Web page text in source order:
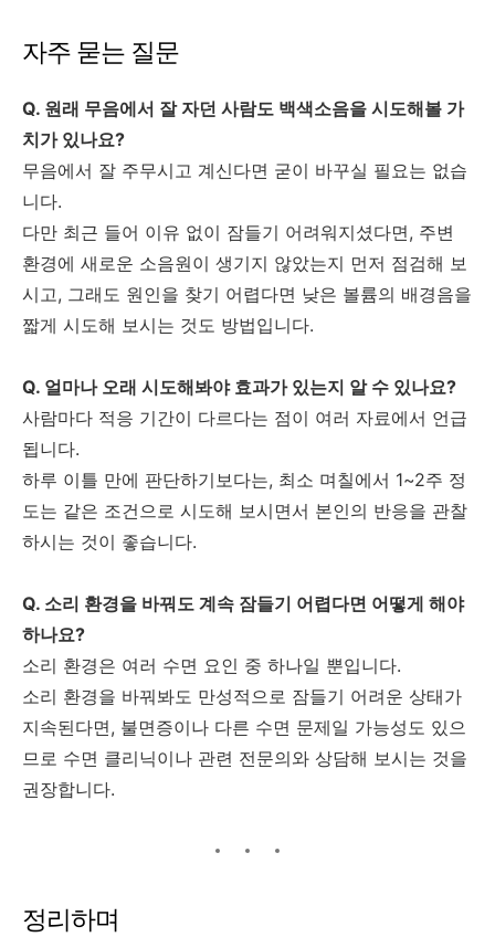
자주 묻는 질문
Q. 원래 무음에서 잘 자던 사람도 백색소음을 시도해볼 가
치가 있나요?
무음에서 잘 주무시고 계신다면 굳이 바꾸실 필요는 없습
니다.
다만 최근 들어 이유 없이 잠들기 어려워지셨다면, 주변
환경에 새로운 소음원이 생기지 않았는지 먼저 점검해 보
시고, 그래도 원인을 찾기 어렵다면 낮은 볼륨의 배경음을
짧게 시도해 보시는 것도 방법입니다.
Q. 얼마나 오래 시도해봐야 효과가 있는지 알 수 있나요?
사람마다 적응 기간이 다르다는 점이 여러 자료에서 언급
됩니다.
하루 이틀 만에 판단하기보다는, 최소 며칠에서 1~2주 정
도는 같은 조건으로 시도해 보시면서 본인의 반응을 관찰
하시는 것이 좋습니다.
Q. 소리 환경을 바꿔도 계속 잠들기 어렵다면 어떻게 해야
하나요?
소리 환경은 여러 수면 요인 중 하나일 뿐입니다.
소리 환경을 바꿔봐도 만성적으로 잠들기 어려운 상태가
지속된다면, 불면증이나 다른 수면 문제일 가능성도 있으
므로 수면 클리닉이나 관련 전문의와 상담해 보시는 것을
권장합니다.
정리하며